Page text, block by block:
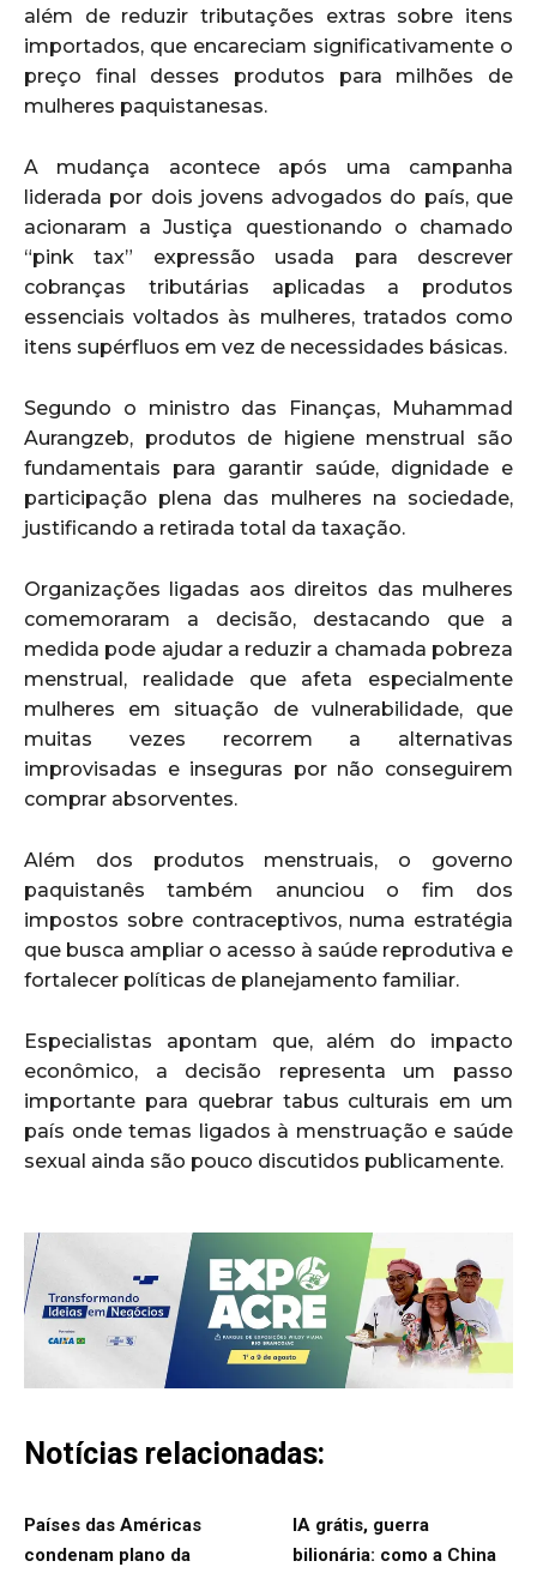
além de reduzir tributações extras sobre itens
importados, que encareciam significativamente o
preço final desses produtos para milhões de
mulheres paquistanesas.
A mudança acontece após uma campanha
liderada por dois jovens advogados do país, que
acionaram a Justiça questionando o chamado
“pink tax” expressão usada para descrever
cobranças tributárias aplicadas a produtos
essenciais voltados às mulheres, tratados como
itens supérfluos em vez de necessidades básicas.
Segundo o ministro das Finanças, Muhammad
Aurangzeb, produtos de higiene menstrual são
fundamentais para garantir saúde, dignidade e
participação plena das mulheres na sociedade,
justificando a retirada total da taxação.
Organizações ligadas aos direitos das mulheres
comemoraram a decisão, destacando que a
medida pode ajudar a reduzir a chamada pobreza
menstrual, realidade que afeta especialmente
mulheres em situação de vulnerabilidade, que
muitas vezes recorrem a alternativas
improvisadas e inseguras por não conseguirem
comprar absorventes.
Além dos produtos menstruais, o governo
paquistanês também anunciou o fim dos
impostos sobre contraceptivos, numa estratégia
que busca ampliar o acesso à saúde reprodutiva e
fortalecer políticas de planejamento familiar.
Especialistas apontam que, além do impacto
econômico, a decisão representa um passo
importante para quebrar tabus culturais em um
país onde temas ligados à menstruação e saúde
sexual ainda são pouco discutidos publicamente.
Notícias relacionadas:
Países das Américas
condenam plano da
IA grátis, guerra
bilionária: como a China